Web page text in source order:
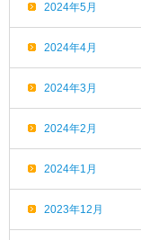
2024年5月
2024年4月
2024年3月
2024年2月
2024年1月
2023年12月